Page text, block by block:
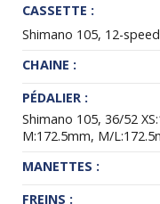
CASSETTE :
Shimano 105, 12-
CHAINE :
PÉDALIER :
Shimano 105, 36/52
M:172.5mm, M/
MANETTES :
FREINS :